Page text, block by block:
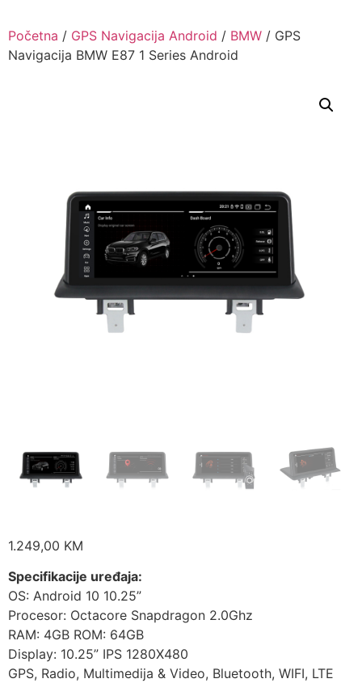
to
content
Početna / GPS Navigacija Android / BMW / GPS
Navigacija BMW E87 1 Series Android
1.249,00 KM
Specifikacije uređaja:
OS: Android 10 10.25”
Procesor: Octacore Snapdragon 2.0Ghz
RAM: 4GB ROM: 64GB
Display: 10.25” IPS 1280X480
GPS, Radio, Multimedija & Video, Bluetooth, WIFI, LTE